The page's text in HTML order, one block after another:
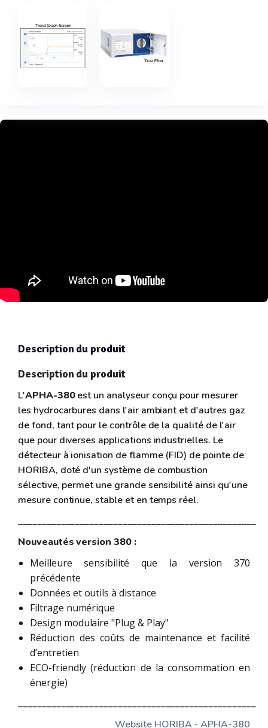
Description du produit
Description du produit
L'APHA-380est un analyseur conçu pour mesurer
les hydrocarbures dans l'air ambiant et d'autres gaz
de fond, tant pour le contrôle de la qualité de l'air
que pour diverses applications industrielles. Le
détecteur à ionisation de flamme (FID) de pointe de
HORIBA, doté d'un système de combustion
sélective, permet une grande sensibilité ainsi qu'une
mesure continue, stable et en temps réel.
Nouveautés version 380 :
Meilleure sensibilité que la version 370
précédente
Données et outils à distance
Filtrage numérique
Design modulaire "Plug & Play"
Réduction des coûts de maintenance et facilité
d’entretien
ECO-friendly (réduction de la consommation en
énergie)
Website HORIBA - APHA-380